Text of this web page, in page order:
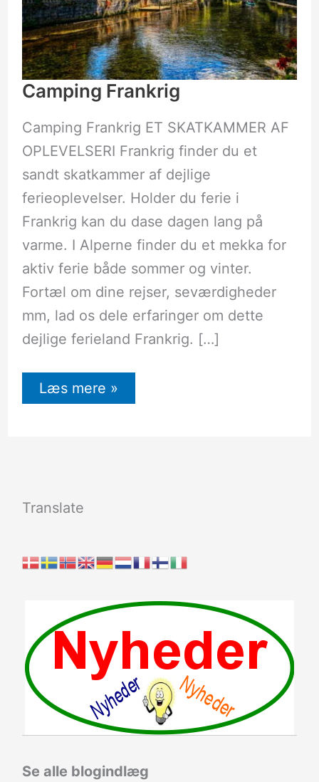
Camping Frankrig
Camping Frankrig ET SKATKAMMER AF
OPLEVELSERI Frankrig finder du et
sandt skatkammer af dejlige
ferieoplevelser. Holder du ferie i
Frankrig kan du dase dagen lang på
varme. I Alperne finder du et mekka for
aktiv ferie både sommer og vinter.
Fortæl om dine rejser, seværdigheder
mm, lad os dele erfaringer om dette
dejlige ferieland Frankrig. […]
Læs mere »
Translate
Se alle blogindlæg